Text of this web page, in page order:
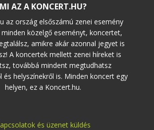
MI AZ A KONCERT.HU?
az ország elsőszámú zenei esemény
közelgő eseményt, koncertet,
amikre akár azonnal jegyet is
A koncertek mellett zenei híreket is
továbbá mindent megtudhatsz
és helyszínekről is. Minden koncert egy
helyen, ez a Koncert.hu.
és üzenet küldés